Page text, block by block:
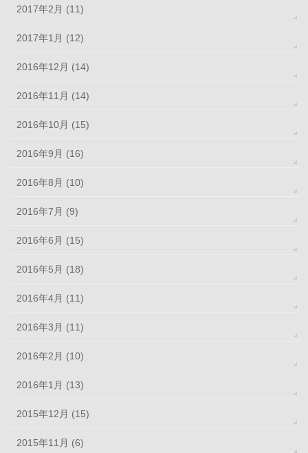
2017年2月 (11)
2017年1月 (12)
2016年12月 (14)
2016年11月 (14)
2016年10月 (15)
2016年9月 (16)
2016年8月 (10)
2016年7月 (9)
2016年6月 (15)
2016年5月 (18)
2016年4月 (11)
2016年3月 (11)
2016年2月 (10)
2016年1月 (13)
2015年12月 (15)
2015年11月 (6)